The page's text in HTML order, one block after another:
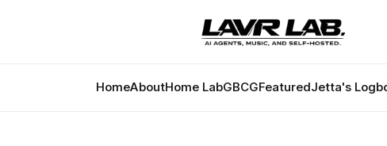
HomeAboutHome LabGBCGFeaturedJetta's